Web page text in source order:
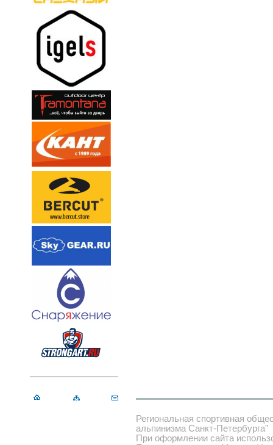
Региональная спортивная
альпинизма Санкт-Петербурга”
При оформлении сайта